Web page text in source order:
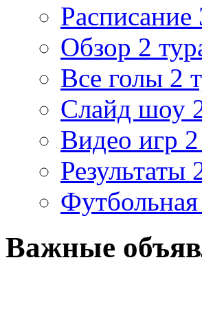
Расписание
Обзор 2
Все голы 2
Слайд шоу
Видео игр
Результаты
Важные